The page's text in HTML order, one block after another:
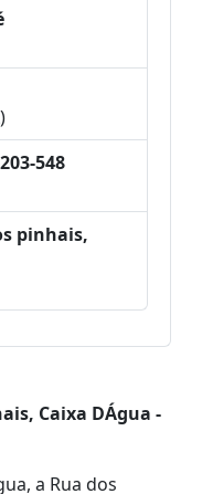
548
pinhais,
Caixa DÁgua -
a Rua dos